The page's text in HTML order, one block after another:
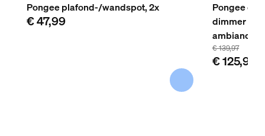
Pongee plafond-/wandspot, 2x
€ 47,99
Pongee
dimmer
ambiance-
€ 139,97
€ 125,97